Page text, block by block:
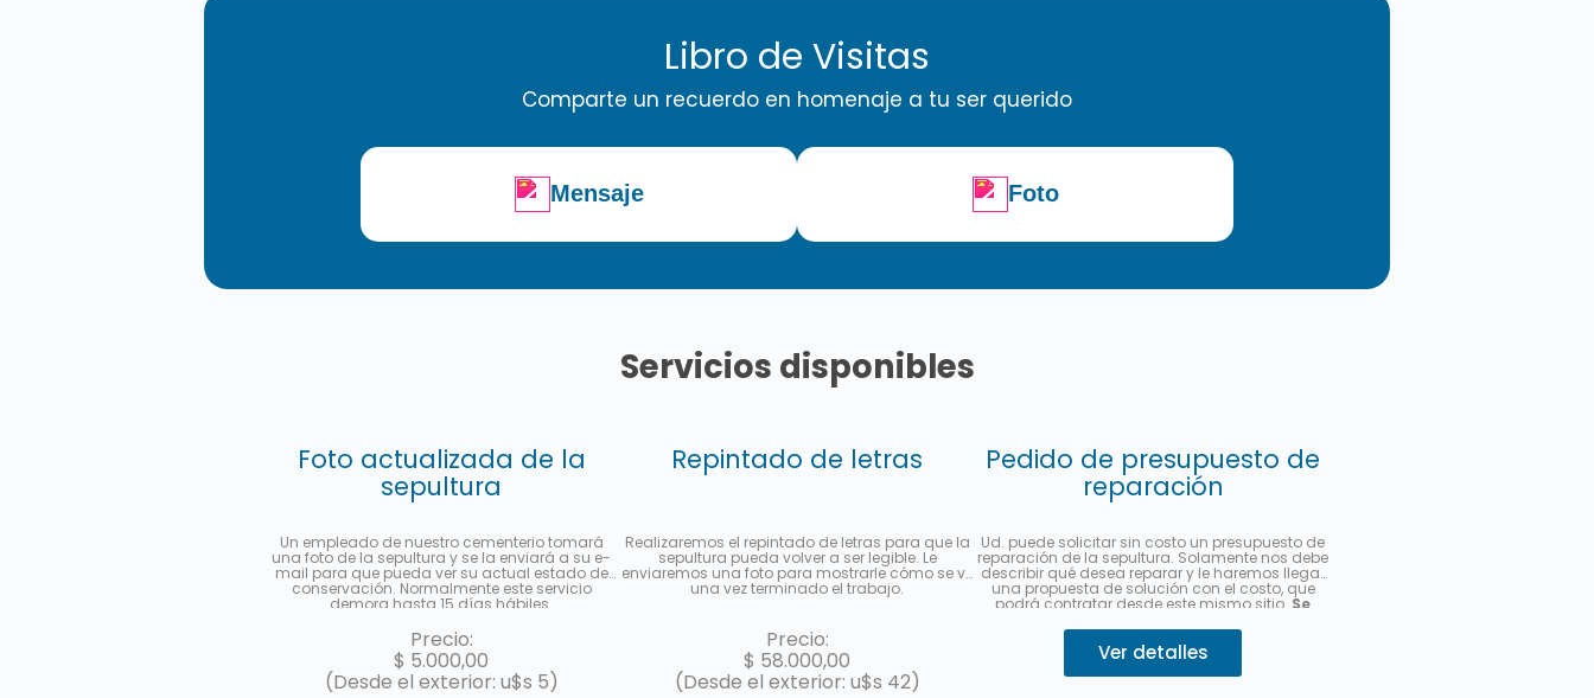
Libro de Visitas
Comparte un recuerdo en homenaje a tu ser querido
Mensaje Foto
Servicios disponibles
Foto actualizada de la
sepultura
Un empleado de nuestro cementerio tomará
una foto de la sepultura y se la enviará a su e-
mail para que pueda ver su actual estado de
conservación. Normalmente este servicio
demora hasta 15 días hábiles.
Precio:
$ 5.000,00
(Desde el exterior: u$s 5)
Repintado de letras
Realizaremos el repintado de letras para que la
sepultura pueda volver a ser legible. Le
enviaremos una foto para mostrarle cómo se ve
una vez terminado el trabajo.
Precio:
$ 58.000,00
(Desde el exterior: u$s 42)
Pedido de presupuesto de
reparación
Ud. puede solicitar sin costo un presupuesto de
reparación de la sepultura. Solamente nos debe
describir qué desea reparar y le haremos llegar
una propuesta de solución con el costo, que
podrá contratar desde este mismo sitio. Se
con MercadoPago.Describa su pedido 👇
Ver detalles